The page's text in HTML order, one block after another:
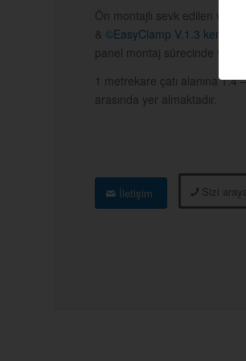
Ön montajlı sevk edilen ve
& ©EasyClamp V.1.3 kenar
panel montaj sürecinde
1 metrekare çatı alanına
arasında yer almaktadır.
İletişim Sizi